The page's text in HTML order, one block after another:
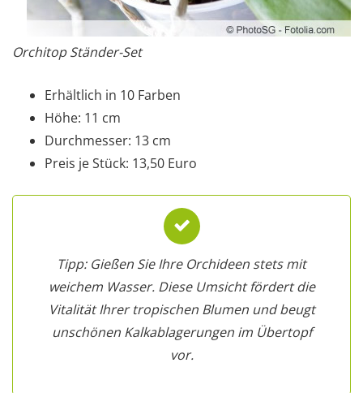
Orchitop Ständer-Set
Erhältlich in 10 Farben
Höhe: 11 cm
Durchmesser: 13 cm
Preis je Stück: 13,50 Euro
Tipp: Gießen Sie Ihre Orchideen stets mit
weichem Wasser. Diese Umsicht fördert die
Vitalität Ihrer tropischen Blumen und beugt
unschönen Kalkablagerungen im Übertopf
vor.